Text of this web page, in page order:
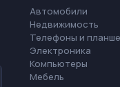
Автомобили
Недвижимость
Телефоны и
Электроника
Компьютеры
Мебель